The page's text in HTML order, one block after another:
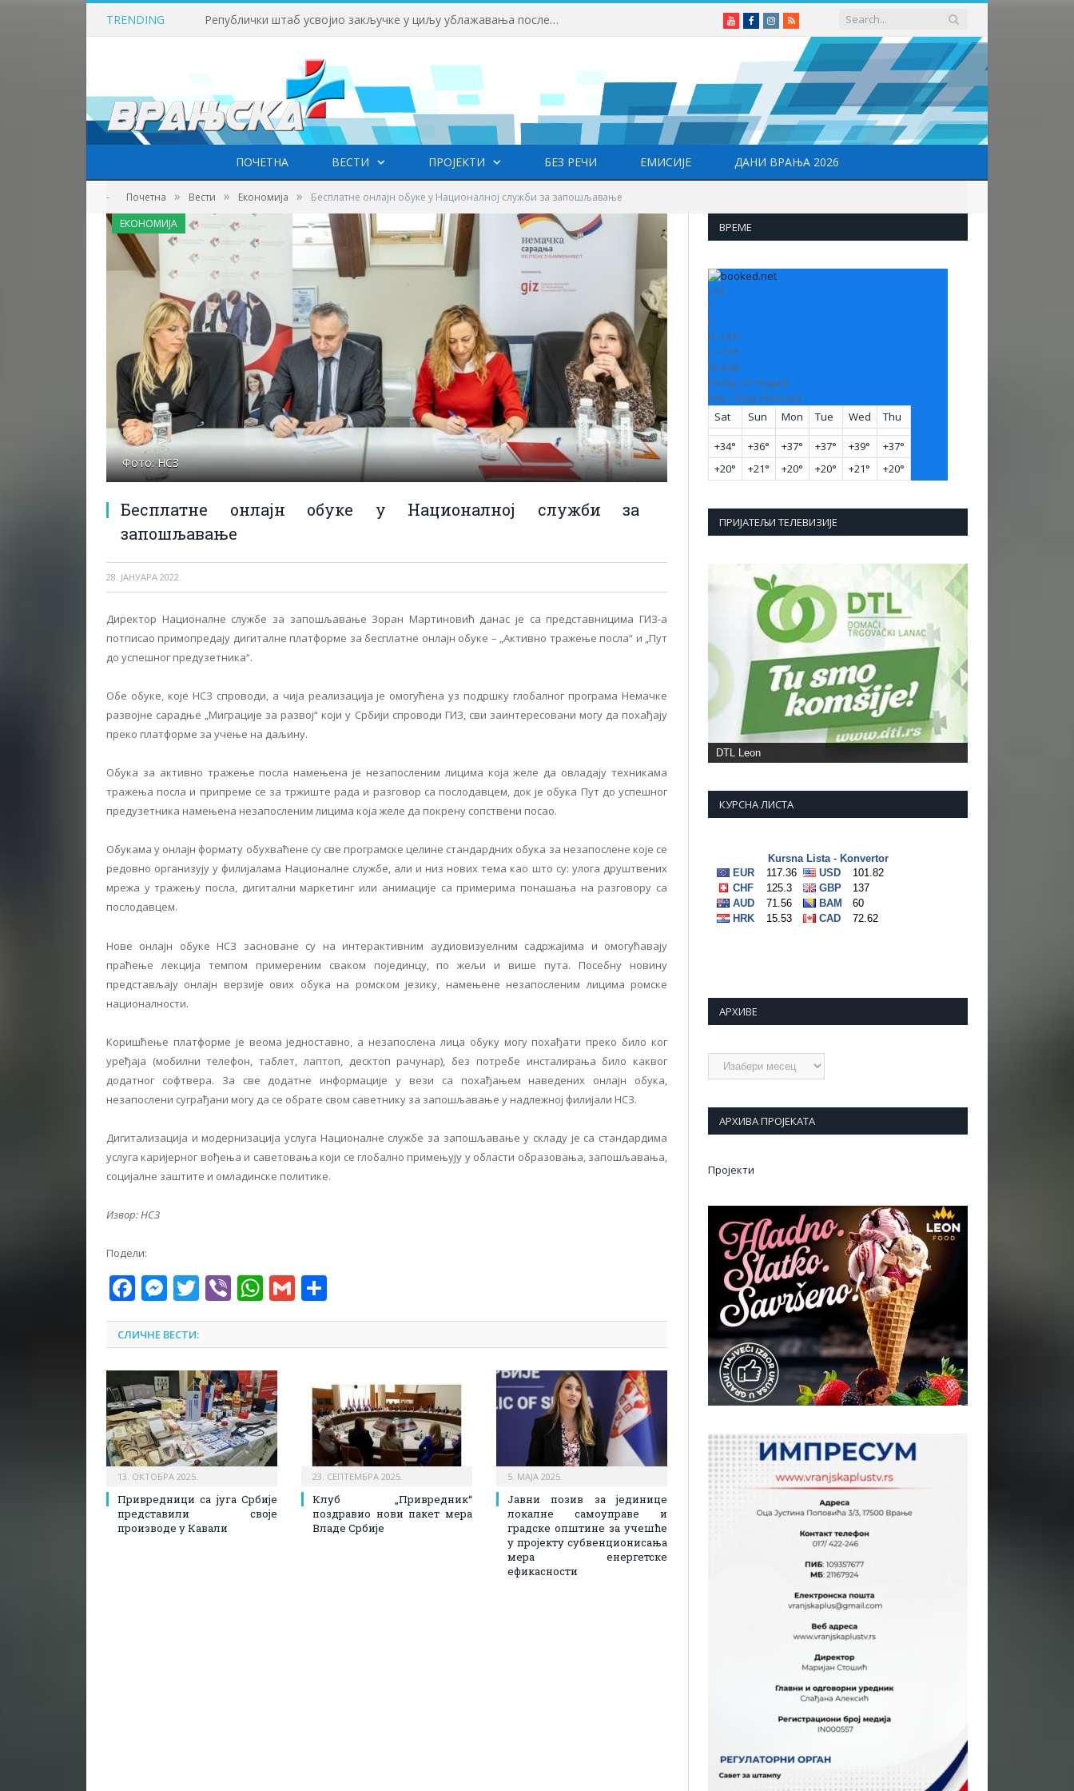
TRENDING Републички штаб усвојио закључке у циљу ублажавања последица високих температура и пожара​ YoutubeFacebookInstagram
RSS
ПОЧЕТНА ВЕСТИ ПРОЈЕКТИ БЕЗ РЕЧИ ЕМИСИЈЕ ДАНИ ВРАЊА 2026
- Почетна » Вести » Економија » Бесплатне онлајн обуке у Националној служби за запошљавање
Фото: НСЗ
Бесплатне онлајн обуке у Националној служби за
запошљавање
28. ЈАНУАРА 2022.
ЕКОНОМИЈА
Директор Националне службе за запошљавање Зоран Мартиновић данас је са представницима ГИЗ-а
потписао примопредају дигиталне платформе за бесплатне онлајн обуке – „Активно тражење посла“ и „Пут
до успешног предузетника“.
Обе обуке, које НСЗ спроводи, а чија реализација је омогућена уз подршку глобалног програма Немачке
развојне сарадње „Миграције за развој“ који у Србији спроводи ГИЗ, сви заинтересовани могу да похађају
преко платформе за учење на даљину.
Обука за активно тражење посла намењена је незапосленим лицима која желе да овладају техникама
тражења посла и припреме се за тржиште рада и разговор са послодавцем, док је обука Пут до успешног
предузетника намењена незапосленим лицима која желе да покрену сопствени посао.
Обукама у онлајн формату обухваћене су све програмске целине стандардних обука за незапослене које се
редовно организују у филијалама Националне службе, али и низ нових тема као што су: улога друштвених
мрежа у тражењу посла, дигитални маркетинг или анимације са примерима понашања на разговору са
послодавцем.
Нове онлајн обуке НСЗ засноване су на интерактивним аудиовизуелним садржајима и омогућавају
праћење лекција темпом примереним сваком појединцу, по жељи и више пута. Посебну новину
представљају онлајн верзије ових обука на ромском језику, намењене незапосленим лицима ромске
националности.
Коришћење платформе је веома једноставно, а незапослена лица обуку могу похађати преко било ког
уређаја (мобилни телефон, таблет, лаптоп, десктоп рачунар), без потребе инсталирања било каквог
додатног софтвера. За све додатне информације у вези са похађањем наведених онлајн обука,
незапослени суграђани могу да се обрате свом саветнику за запошљавање у надлежној филијали НСЗ.
Дигитализација и модернизација услуга Националне службе за запошљавање у складу је са стандардима
услуга каријерног вођења и саветовања који се глобално примењују у области образовања, запошљавања,
социјалне заштите и омладинске политике.
Извор: НСЗ
Подели:
Facebook
Messenger
Twitter
ViberWhatsApp
Gmail
СЛИЧНЕ ВЕСТИ:
13. ОКТОБРА 2025.
Привредници са југа Србије
представили своје
производе у Кавали
23. СЕПТЕМБРА 2025.
Клуб „Привредник“
поздравио нови пакет мера
Владе Србије
5. МАЈА 2025.
Јавни позив за јединице
локалне самоуправе и
градске општине за учешће
у пројекту субвенционисања
мера енергетске
ефикасности
ВРЕМЕ
+33
°
C
H: +33°
L: +19°
Vranje
Friday, 07 August
See 7-Day Forecast
Sat
Sun Mon Tue Wed Thu
+34° +36° +37° +37° +39° +37°
+20° +21° +20° +20° +21° +20°
ПРИЈАТЕЉИ ТЕЛЕВИЗИЈЕ
DTL Leon
КУРСНА ЛИСТА
АРХИВЕ
Архиве
АРХИВА ПРОЈЕКАТА
Пројекти